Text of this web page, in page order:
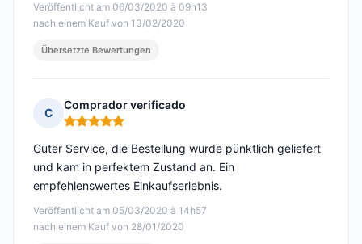
Veröffentlicht am 06/03/2020 à 09h13
nach einem Kauf von 13/02/2020
Übersetzte Bewertungen
C
Comprador verificado
Hinweis: 5 von 5
Veröffentlicht am 05/03/2020 à 14h57
nach einem Kauf von 28/01/2020
Guter Service, die Bestellung wurde pünktlich geliefert
und kam in perfektem Zustand an. Ein
empfehlenswertes Einkaufserlebnis.